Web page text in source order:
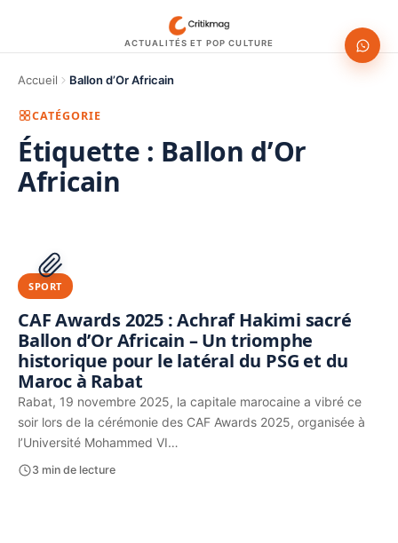
ACTUALITÉS ET POP CULTURE
Accueil Ballon d’Or Africain
CATÉGORIE
Étiquette : Ballon d’Or
Africain
PUBLICITÉ
SPORT
CAF Awards 2025 : Achraf Hakimi sacré
Ballon d’Or Africain – Un triomphe
historique pour le latéral du PSG et du
Maroc à Rabat
Rabat, 19 novembre 2025, la capitale marocaine a vibré ce
soir lors de la cérémonie des CAF Awards 2025, organisée à
l’Université Mohammed VI…
3 min de lecture